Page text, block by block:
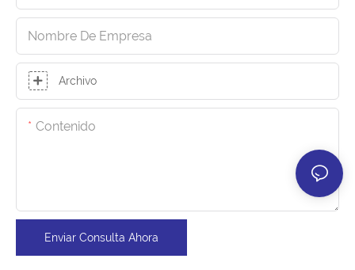
Nombre De Empresa
Archivo
Contenido
Enviar Consulta Ahora